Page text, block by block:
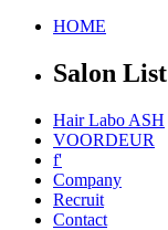
HOME
Salon List
Hair Labo ASH
VOORDEUR
f'
Company
Recruit
Contact